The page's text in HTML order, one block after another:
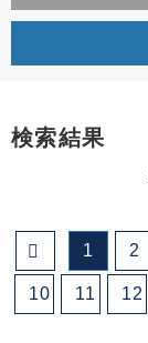
検索結果
1 2
10 11 12